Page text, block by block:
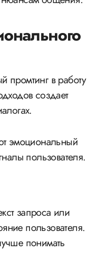
промтинг в работу
создает
эмоциональный
пользователя.
запроса или
пользователя.
понимать